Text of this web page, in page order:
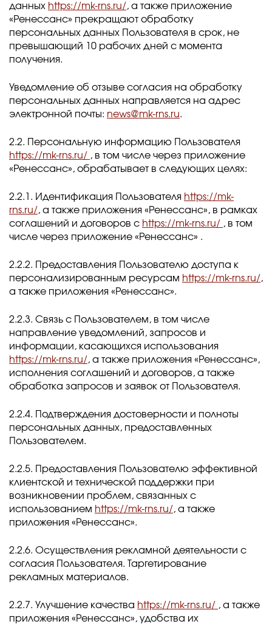
данных https://mk-rns.ru/, а также приложение
«Ренессанс» прекращают обработку
персональных данных Пользователя в срок, не
превышающий 10 рабочих дней с момента
получения.
Уведомление об отзыве согласия на обработку
персональных данных направляется на адрес
электронной почты: news@mk-rns.ru.
2.2. Персональную информацию Пользователя
https://mk-rns.ru/ , в том числе через приложение
«Ренессанс», обрабатывает в следующих целях:
2.2.1. Идентификация Пользователя https://mk-
rns.ru/, а также приложения «Ренессанс», в рамках
соглашений и договоров с https://mk-rns.ru/ , в том
числе через приложение «Ренессанс» .
2.2.2. Предоставления Пользователю доступа к
персонализированным ресурсам https://mk-rns.ru/,
а также приложения «Ренессанс».
2.2.3. Связь с Пользователем, в том числе
направление уведомлений, запросов и
информации, касающихся использования
https://mk-rns.ru/, а также приложения «Ренессанс»,
исполнения соглашений и договоров, а также
обработка запросов и заявок от Пользователя.
2.2.4. Подтверждения достоверности и полноты
персональных данных, предоставленных
Пользователем.
2.2.5. Предоставления Пользователю эффективной
клиентской и технической поддержки при
возникновении проблем, связанных с
использованием https://mk-rns.ru/, а также
приложения «Ренессанс».
2.2.6. Осуществления рекламной деятельности с
согласия Пользователя. Таргетирование
рекламных материалов.
2.2.7. Улучшение качества https://mk-rns.ru/ , а также
приложения «Ренессанс», удобства их